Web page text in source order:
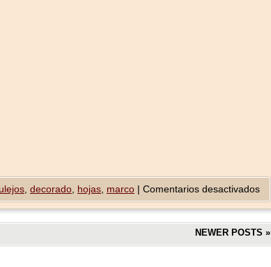
decorado hojas marco | Comentarios desactivados
NEWER POSTS »